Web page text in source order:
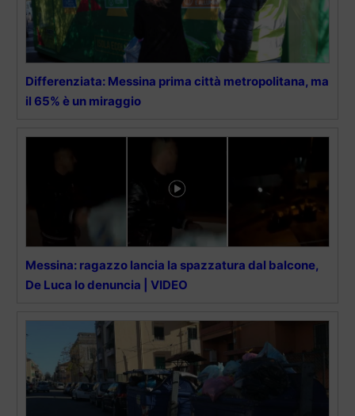
Differenziata: Messina prima città metropolitana, ma
il 65% è un miraggio
Messina: ragazzo lancia la spazzatura dal balcone,
De Luca lo denuncia | VIDEO